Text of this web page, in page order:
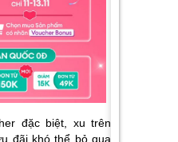
đặc biệt, xu trên
đãi khó thể bỏ qua